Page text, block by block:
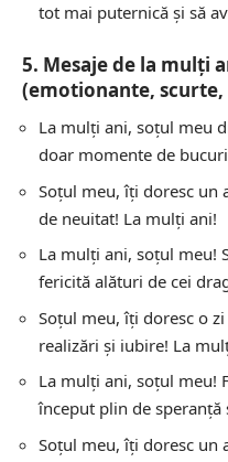
tot mai puternică și să
5. Mesaje de la mulți
(emotionante, scurte,
La mulți ani, soțul meu
doar momente de
Soțul meu, îți doresc un
de neuitat! La mulți ani!
La mulți ani, soțul meu!
fericită alături de cei
Soțul meu, îți doresc o
realizări și iubire! La
La mulți ani, soțul meu!
început plin de speranță
Soțul meu, îți doresc un